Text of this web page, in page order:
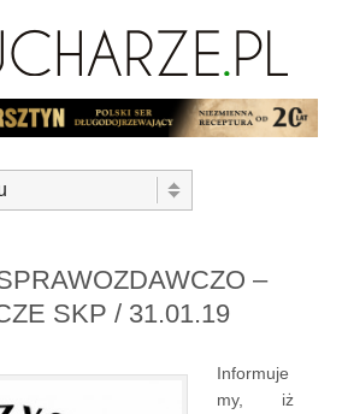
–
SKP / 31.01.19
Informuje
my, iż